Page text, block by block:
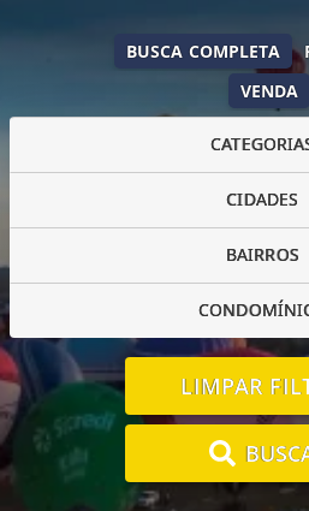
VENDA
BUSCA COMPLETA
CIDADES
BAIRROS
LIMPAR